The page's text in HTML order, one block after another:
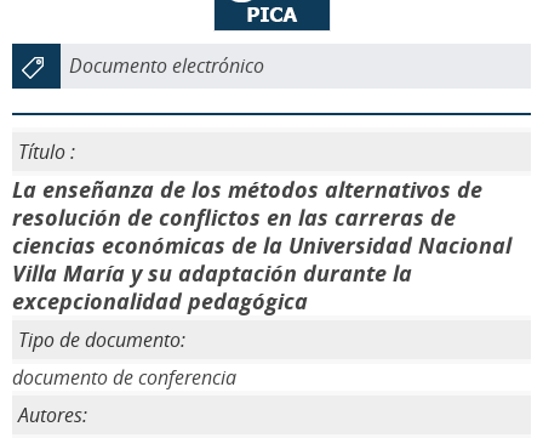
Documento electrónico
Título :
La enseñanza de los métodos alternativos de
resolución de conflictos en las carreras de
ciencias económicas de la Universidad Nacional
Villa María y su adaptación durante la
excepcionalidad pedagógica
Tipo de documento:
documento de conferencia
Autores: